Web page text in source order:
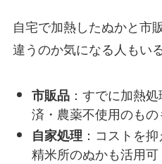
自宅で加熱したぬかと市
違うのか気になる人もい
市販品：すでに加熱
済・農薬不使用のもの
自家処理 ：コストを
精米所のぬかも活用可